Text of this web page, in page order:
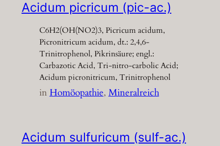
Acidum picricum (pic-ac.)
C6H2(OH(NO2)3, Picricum acidum,
Picronitricum acidum, dt.: 2,4,6-
Trinitrophenol, Pikrinsäure; engl.:
Carbazotic Acid, Tri-nitro-carbolic Acid;
Acidum picronitricum, Trinitrophenol
inHomöopathie, Mineralreich
Acidum sulfuricum (sulf-ac.)